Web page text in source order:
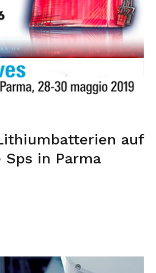
auf
Sps in Parma